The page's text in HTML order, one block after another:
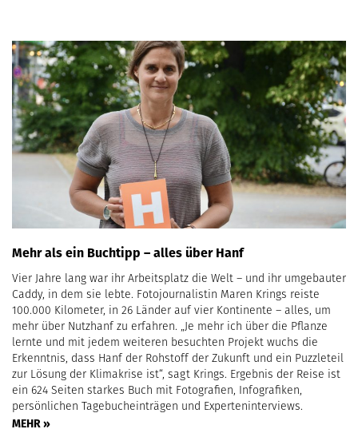
Mehr als ein Buchtipp – alles über Hanf
Vier Jahre lang war ihr Arbeitsplatz die Welt – und ihr umgebauter
Caddy, in dem sie lebte. Fotojournalistin Maren Krings reiste
100.000 Kilometer, in 26 Länder auf vier Kontinente – alles, um
mehr über Nutzhanf zu erfahren. „Je mehr ich über die Pflanze
lernte und mit jedem weiteren besuchten Projekt wuchs die
Erkenntnis, dass Hanf der Rohstoff der Zukunft und ein Puzzleteil
zur Lösung der Klimakrise ist“, sagt Krings. Ergebnis der Reise ist
ein 624 Seiten starkes Buch mit Fotografien, Infografiken,
persönlichen Tagebucheinträgen und Experteninterviews.
MEHR »